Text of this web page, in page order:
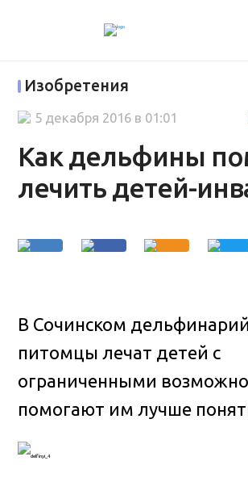
Изобретения
Как дельфины
лечить детей-
5 декабря 2016 в 01:01
В Сочинском
питомцы лечат детей с
ограниченными
помогают им лучше